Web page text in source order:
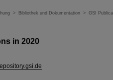
> Bibliothek und Dokumentation > GSI
in 2020